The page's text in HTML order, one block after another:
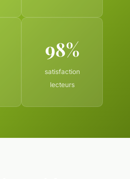
98%
satisfaction
lecteurs